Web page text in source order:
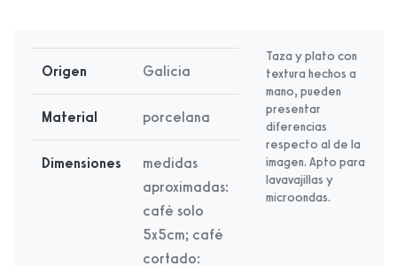
Origen Galicia
Material porcelana
Dimensiones
medidas
aproximadas:
café solo
5x5cm; café
cortado:
Taza y plato con
textura hechos a
mano, pueden
presentar
diferencias
respecto al de la
imagen. Apto para
lavavajillas y
microondas.